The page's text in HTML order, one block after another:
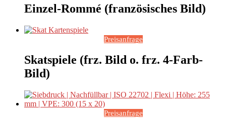
Einzel-Rommé (französisches Bild)
Preisanfrage
Skatspiele (frz. Bild o. frz. 4-Farb-
Bild)
Preisanfrage